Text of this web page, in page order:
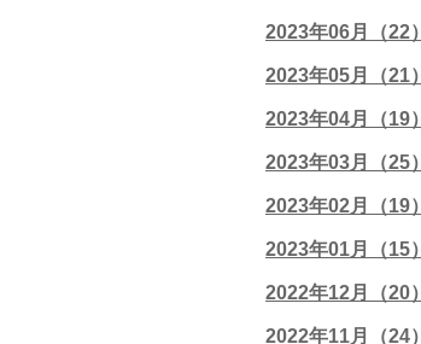
2023年06月（22）
2023年05月（21）
2023年04月（19）
2023年03月（25）
2023年02月（19）
2023年01月（15）
2022年12月（20）
2022年11月（24）